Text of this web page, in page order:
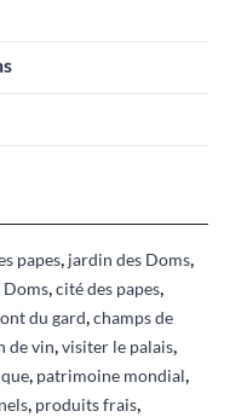
papes, jardin des Doms,
Doms,cité des papes,
du gard,champs de
de vin,visiter le palais,
, patrimoine mondial,
, produits frais,